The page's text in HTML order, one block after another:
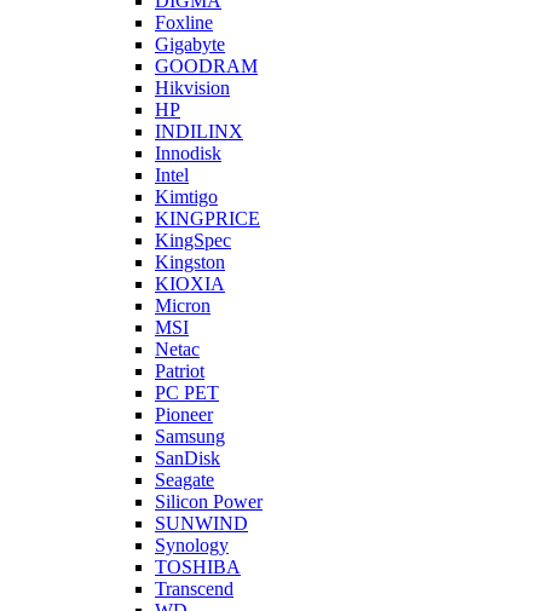
Foxline
Gigabyte
GOODRAM
Hikvision
HP
INDILINX
Innodisk
Intel
Kimtigo
KINGPRICE
KingSpec
Kingston
KIOXIA
Micron
MSI
Netac
Patriot
PC PET
Pioneer
Samsung
SanDisk
Seagate
Silicon Power
SUNWIND
Synology
TOSHIBA
Transcend